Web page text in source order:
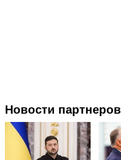
Новости партнеров